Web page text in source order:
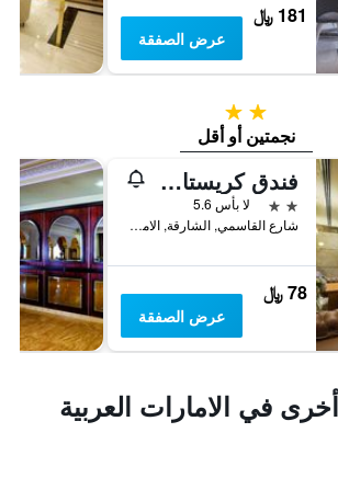
181 ﷼
عرض الصفقة
2 نجمتين
نجمتين أو أقل
فندق كريستال بلازا
2 نجمتين
لا بأس 5.6
شارع القاسمي, الشارقة, الامارات العربية المتحدة
78 ﷼
عرض الصفقة
في الامارات العربية